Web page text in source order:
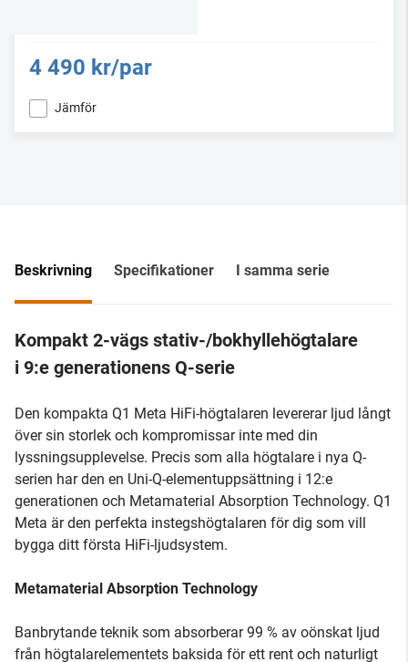
4 490 kr/par
Jämför
Beskrivning Specifikationer I samma serie
Kompakt 2-vägs stativ-/bokhyllehögtalare
i 9:e generationens Q-serie
Den kompakta Q1 Meta HiFi-högtalaren levererar ljud långt
över sin storlek och kompromissar inte med din
lyssningsupplevelse. Precis som alla högtalare i nya Q-
serien har den en Uni-Q-elementuppsättning i 12:e
generationen och Metamaterial Absorption Technology. Q1
Meta är den perfekta instegshögtalaren för dig som vill
bygga ditt första HiFi-ljudsystem.
Metamaterial Absorption Technology
Banbrytande teknik som absorberar 99 % av oönskat ljud
från högtalarelementets baksida för ett rent och naturligt